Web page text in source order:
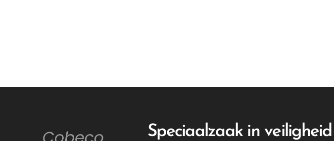
Speciaalzaak in veiligheid